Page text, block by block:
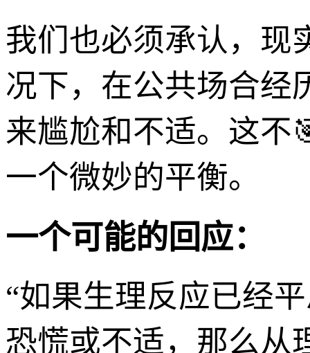
我们也必须承认，现
况下，在公共场合经
来尴尬和不适。这不
一个微妙的平衡。
一个可能的回应：
“如果生理反应已经
恐慌或不适，那么从